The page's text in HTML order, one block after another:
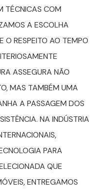
TÉCNICAS COM
A ESCOLHA
O RESPEITO AO TEMPO
ASSEGURA NÃO
MAS TAMBÉM UMA
A PASSAGEM DOS
NA INDÚSTRIA
PARA
QUE
ENTREGAMOS